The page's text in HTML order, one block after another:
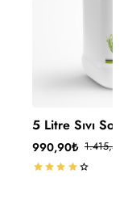
-30%
5 Litre Sıvı
990,90₺ 1.415,57₺